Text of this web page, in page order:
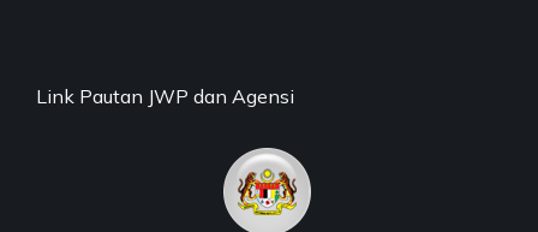
Link Pautan JWP dan Agensi